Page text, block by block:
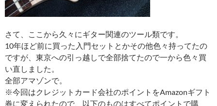
さて、ここから久々にギター関連のツール類です。
10年ほど前に買った入門セットとかその他色々持ってたの
ですが、東京への引っ越しで全部捨てたので一から色々買
い直しました。
全部アマゾンで。
※今回はクレジットカード会社のポイントをAmazonギフト
券に変えられたので、以下のものはすべてポイントで購